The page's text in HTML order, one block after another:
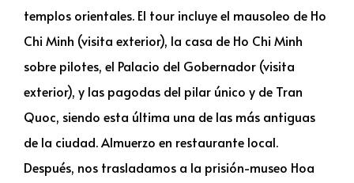
templos orientales. El tour incluye el mausoleo de Ho
Chi Minh (visita exterior), la casa de Ho Chi Minh
sobre pilotes, el Palacio del Gobernador (visita
exterior), y las pagodas del pilar único y de Tran
Quoc, siendo esta última una de las más antiguas
de la ciudad. Almuerzo en restaurante local.
Después, nos trasladamos a la prisión-museo Hoa